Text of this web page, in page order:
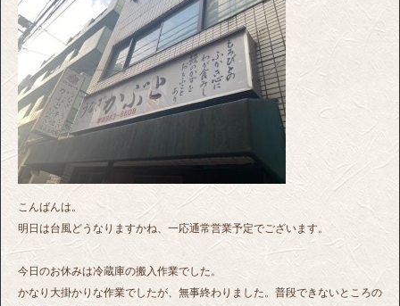
こんばんは。
明日は台風どうなりますかね、一応通常営業予定でございます。
今日のお休みは冷蔵庫の搬入作業でした。
かなり大掛かりな作業でしたが、無事終わりました。普段できないところの